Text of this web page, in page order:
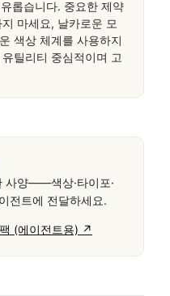
매 앱을 위한 SaaS 랜
센트를 위한 밝은 일
레이아웃은 넉넉한
롭습니다. 중요한 제약
색상 체계를 사용하지